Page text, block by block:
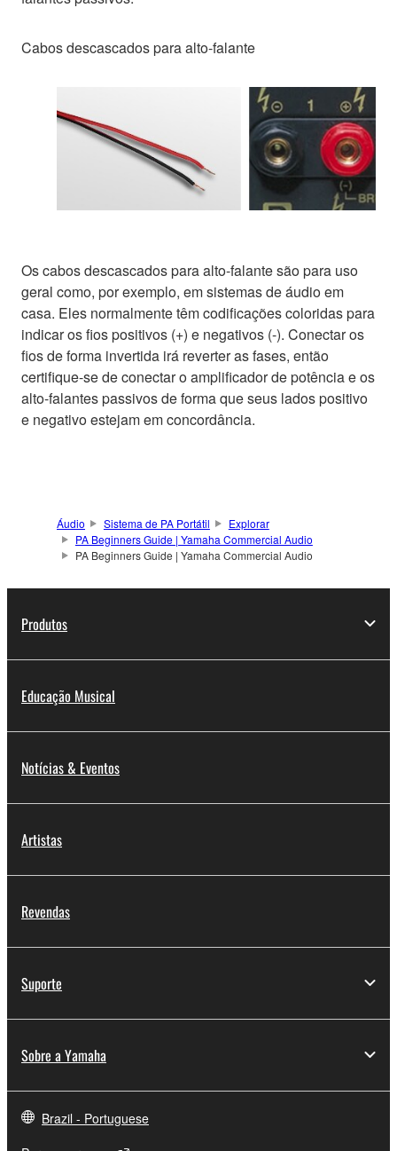
Cabos descascados para alto-falante
Os cabos descascados para alto-falante são para uso
geral como, por exemplo, em sistemas de áudio em
casa. Eles normalmente têm codificações coloridas para
indicar os fios positivos (+) e negativos (-). Conectar os
fios de forma invertida irá reverter as fases, então
certifique-se de conectar o amplificador de potência e os
alto-falantes passivos de forma que seus lados positivo
e negativo estejam em concordância.
Áudio Sistema de PA Portátil
Explorar
PA Beginners Guide | Yamaha Commercial Audio
PA Beginners Guide | Yamaha Commercial Audio
Produtos
Educação Musical
Notícias & Eventos
Artistas
Revendas
Suporte
Sobre a Yamaha
Brazil - Portuguese